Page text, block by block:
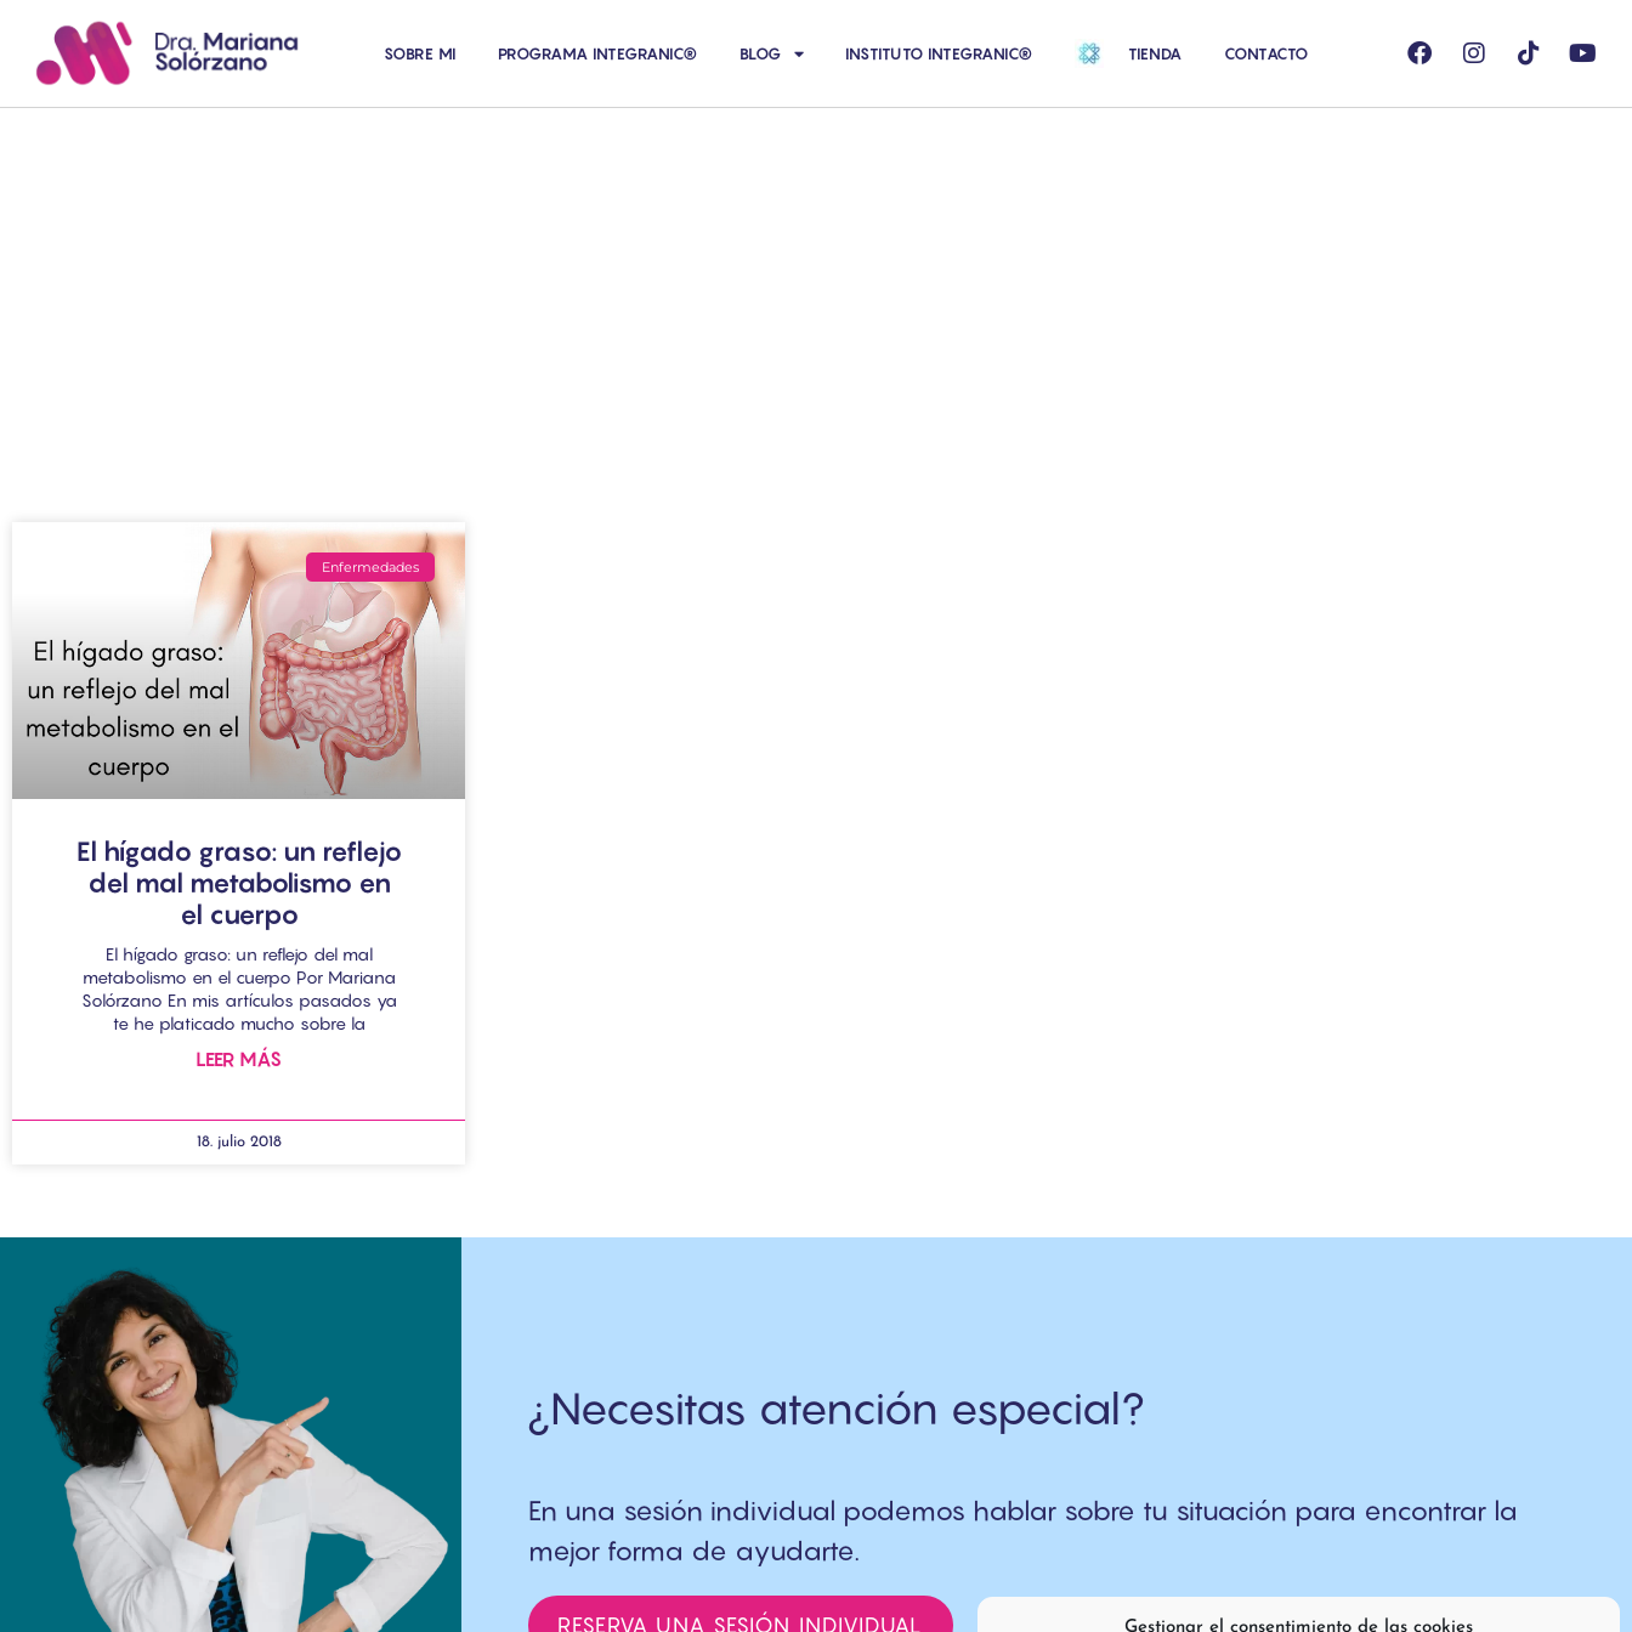
Gestionar el consentimiento de las cookies
SOBRE MI PROGRAMA INTEGRANIC® BLOG INSTITUTO INTEGRANIC® TIENDA CONTACTO
Enfermedades
El hígado graso: un reflejo
del mal metabolismo en
el cuerpo
El hígado graso: un reflejo del mal
metabolismo en el cuerpo Por Mariana
Solórzano En mis artículos pasados ya
te he platicado mucho sobre la
LEER MÁS
18. julio 2018
¿Necesitas atención especial?
En una sesión individual podemos hablar sobre tu situación para encontrar la
mejor forma de ayudarte.
RESERVA UNA SESIÓN INDIVIDUAL